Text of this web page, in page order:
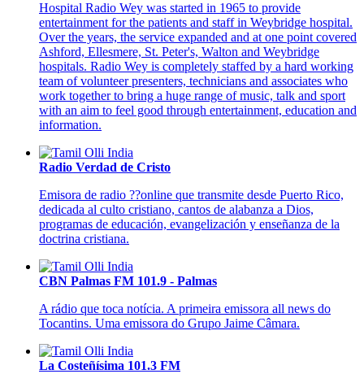
Hospital Radio Wey was started in 1965 to provide
entertainment for the patients and staff in Weybridge hospital.
Over the years, the service expanded and at one point covered
Ashford, Ellesmere, St. Peter's, Walton and Weybridge
hospitals. Radio Wey is completely staffed by a hard working
team of volunteer presenters, technicians and associates who
work together to bring a huge range of music, talk and sport
with an aim to feel good through entertainment, education and
information.
Radio Verdad de Cristo
Emisora de radio ??online que transmite desde Puerto Rico,
dedicada al culto cristiano, cantos de alabanza a Dios,
programas de educación, evangelización y enseñanza de la
doctrina cristiana.
CBN Palmas FM 101.9 - Palmas
A rádio que toca notícia. A primeira emissora all news do
Tocantins. Uma emissora do Grupo Jaime Câmara.
La Costeñísima 101.3 FM